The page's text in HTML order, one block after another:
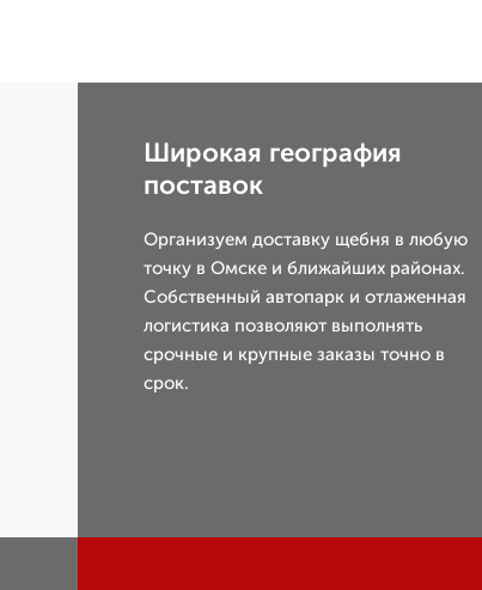
Широкая география
поставок
Организуем доставку щебня в любую
точку в Омске и ближайших районах.
Собственный автопарк и отлаженная
логистика позволяют выполнять
срочные и крупные заказы точно в
срок.